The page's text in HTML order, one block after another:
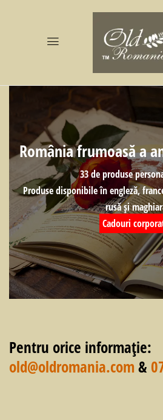
România frumoasă a
33 de produse
Produse disponibile în engleză,
rusă și
Cadouri
Pentru orice informație:
old@oldromania.com&